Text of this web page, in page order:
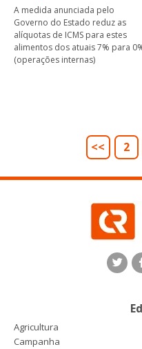
A medida anunciada pelo
Governo do Estado reduz as
alíquotas de ICMS para estes
alimentos dos atuais 7% para
(operações internas)
<< 2
Agricultura
Campanha